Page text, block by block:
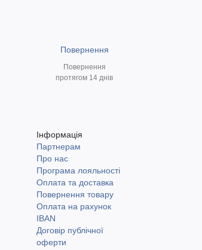
Повернення
Повернення
протягом 14 днів
Інформація
Партнерам
Про нас
Програма лояльності
Оплата та доставка
Повернення товару
Оплата на рахунок
IBAN
Договір публічної
оферти